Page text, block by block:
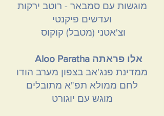
מוגשות עם סמבאר - רוטב ירקות
ועדשים פיקנטי
וצ'אטני (מטבל) קוקוס
אלו פראתה Aloo Paratha
ממדינת פנג'אב בצפון מערב הודו
לחם ממולא תפ"א מתובלים
מוגש עם יוגורט